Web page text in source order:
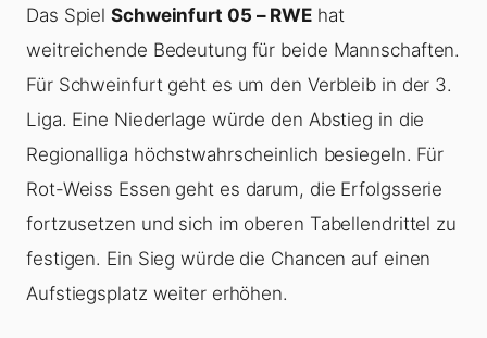
Das Spiel Schweinfurt 05 – RWE hat
weitreichende Bedeutung für beide Mannschaften.
Für Schweinfurt geht es um den Verbleib in der 3.
Liga. Eine Niederlage würde den Abstieg in die
Regionalliga höchstwahrscheinlich besiegeln. Für
Rot-Weiss Essen geht es darum, die Erfolgsserie
fortzusetzen und sich im oberen Tabellendrittel zu
festigen. Ein Sieg würde die Chancen auf einen
Aufstiegsplatz weiter erhöhen.